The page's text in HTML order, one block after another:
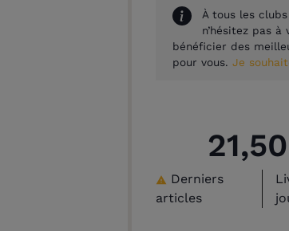
À tous les
n’hésitez pas
bénéficier des
pour vous. Je
 Derniers
articles